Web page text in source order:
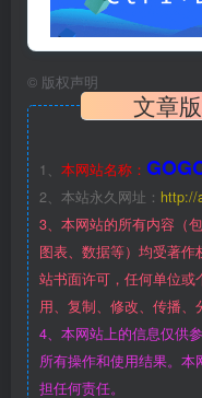
© 版权声明
文章
1、 本网站名称：
2、本站永久网址： http://
3、本网站的所有内容（
图表、数据等）均受著
站书面许可，任何单位或
用、复制、修改、传播、
4、本网站上的信息仅供
所有操作和使用结果。
担任何责任。